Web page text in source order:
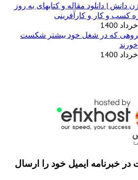
دانش | دانلود مقاله و کتابهای به روز
کسب و کار و کارآفرینی
گروهی که در شغل خود بیشتر شکست
خبرنامه ایمیل خود را ارسال